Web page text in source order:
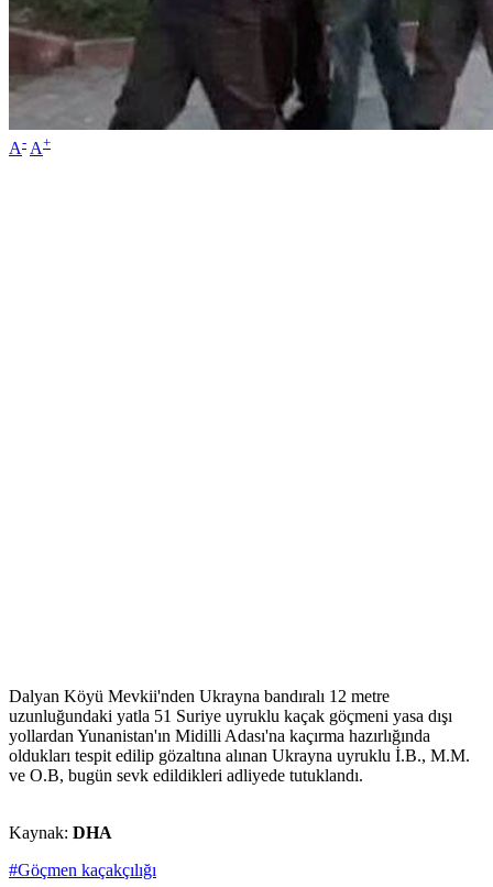
A- A+
Dalyan Köyü Mevkii'nden Ukrayna bandıralı 12 metre
uzunluğundaki yatla 51 Suriye uyruklu kaçak göçmeni yasa dışı
yollardan Yunanistan'ın Midilli Adası'na kaçırma hazırlığında
oldukları tespit edilip gözaltına alınan Ukrayna uyruklu İ.B., M.M.
ve O.B, bugün sevk edildikleri adliyede tutuklandı.
Kaynak: DHA
#Göçmen kaçakçılığı